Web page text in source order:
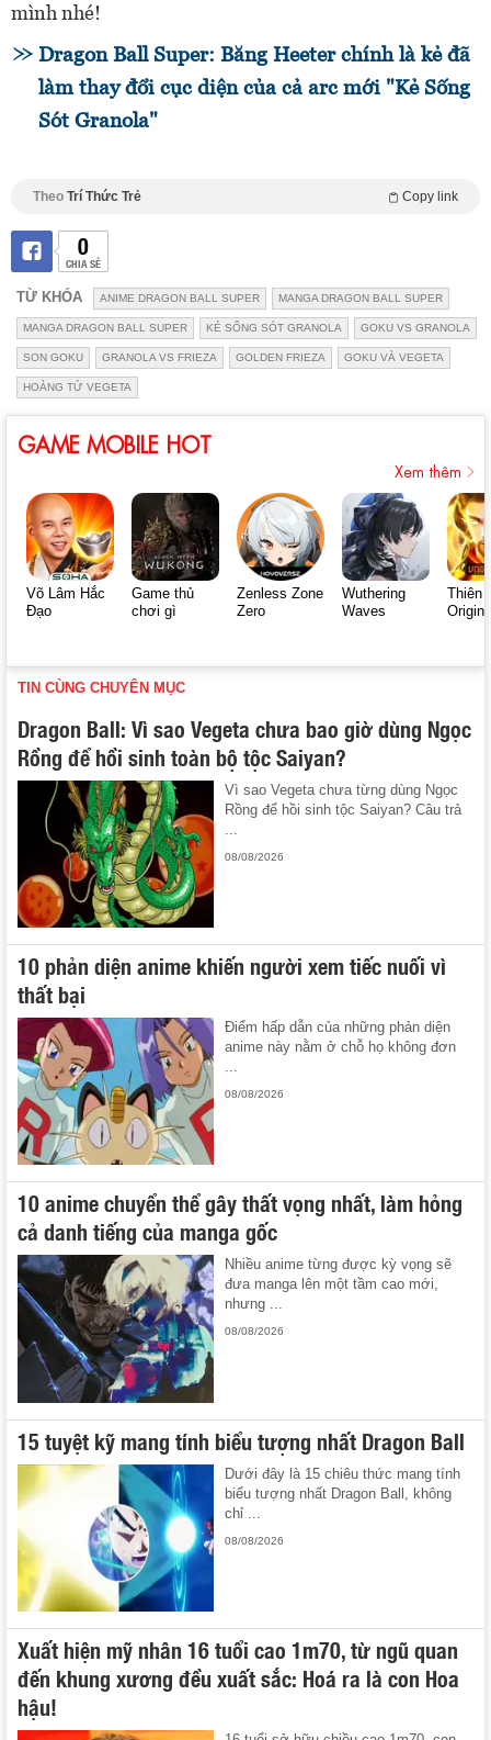
mình nhé!
Dragon Ball Super: Băng Heeter chính là kẻ đã
làm thay đổi cục diện của cả arc mới "Kẻ Sống
Sót Granola"
Theo Trí Thức Trẻ Copy link
0
CHIA SẺ
TỪ KHÓA ANIME DRAGON BALL SUPER MANGA DRAGON BALL SUPER
MANGA DRAGON BALL SUPER KẺ SỐNG SÓT GRANOLA GOKU VS GRANOLA
SON GOKU GRANOLA VS FRIEZA GOLDEN FRIEZA GOKU VÀ VEGETA
HOÀNG TỬ VEGETA
GAME MOBILE HOT
Xem thêm
Võ Lâm Hắc
Đạo
Game thủ
chơi gì
Zenless Zone
Zero
Wuthering
Waves
Thiên
Origin
TIN CÙNG CHUYÊN MỤC
Dragon Ball: Vì sao Vegeta chưa bao giờ dùng Ngọc
Rồng để hồi sinh toàn bộ tộc Saiyan?
Vì sao Vegeta chưa từng dùng Ngọc
Rồng để hồi sinh tộc Saiyan? Câu trả
08/08/2026
10 phản diện anime khiến người xem tiếc nuối vì
thất bại
Điểm hấp dẫn của những phản diện
anime này nằm ở chỗ họ không đơn
...
08/08/2026
10 anime chuyển thể gây thất vọng nhất, làm hỏng
cả danh tiếng của manga gốc
Nhiều anime từng được kỳ vọng sẽ
đưa manga lên một tầm cao mới,
nhưng ...
08/08/2026
15 tuyệt kỹ mang tính biểu tượng nhất Dragon Ball
Dưới đây là 15 chiêu thức mang tính
biểu tượng nhất Dragon Ball, không
chỉ ...
08/08/2026
Xuất hiện mỹ nhân 16 tuổi cao 1m70, từ ngũ quan
đến khung xương đều xuất sắc: Hoá ra là con Hoa
hậu!